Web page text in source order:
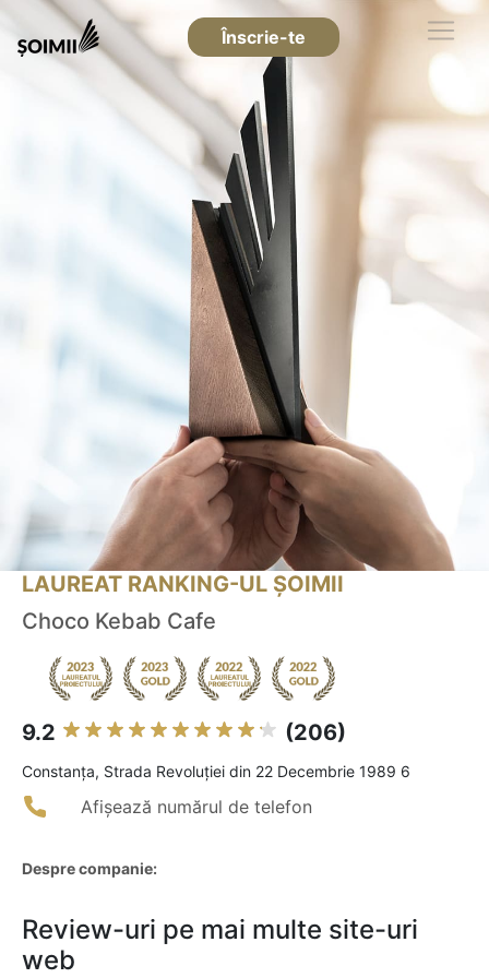
Înscrie-te
LAUREAT RANKING-UL ȘOIMII
Choco Kebab Cafe
9.2 (206)
Constanţa, Strada Revoluției din 22 Decembrie 1989 6
Afișează numărul de telefon
Despre companie:
Review-uri pe mai multe site-uri
web